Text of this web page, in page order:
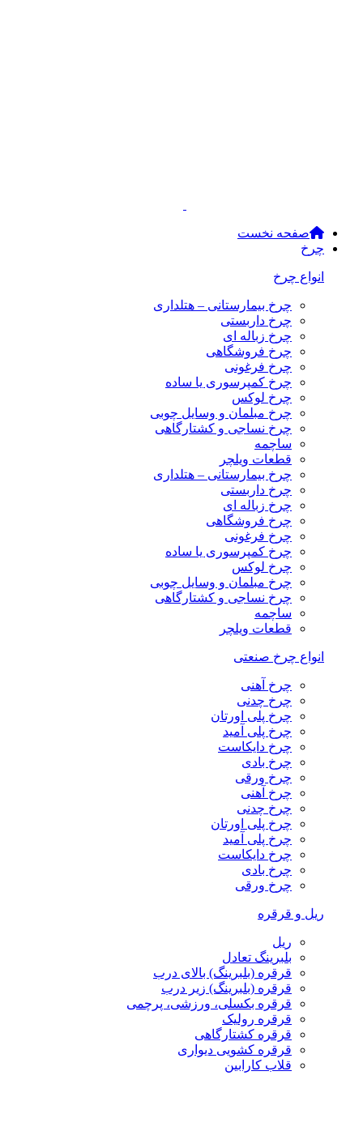
صفحه نخست
چرخ
انواع چرخ
چرخ بیمارستانی – هتلداری
چرخ داربستی
چرخ زباله ای
چرخ فروشگاهی
چرخ فرغونی
چرخ کمپرسوری یا ساده
چرخ لوکس
چرخ مبلمان و وسایل چوبی
چرخ نساجی و کشتارگاهی
ساچمه
قطعات ویلچر
چرخ بیمارستانی – هتلداری
چرخ داربستی
چرخ زباله ای
چرخ فروشگاهی
چرخ فرغونی
چرخ کمپرسوری یا ساده
چرخ لوکس
چرخ مبلمان و وسایل چوبی
چرخ نساجی و کشتارگاهی
ساچمه
قطعات ویلچر
انواع چرخ صنعتی
چرخ آهنی
چرخ چدنی
چرخ پلی اورتان
چرخ پلی آمید
چرخ دایکاست
چرخ بادی
چرخ ورقی
چرخ آهنی
چرخ چدنی
چرخ پلی اورتان
چرخ پلی آمید
چرخ دایکاست
چرخ بادی
چرخ ورقی
ریل و قرقره
ریل
بلبرینگ تعادل
قرقره (بلبرینگ) بالای درب
قرقره (بلبرینگ) زیر درب
قرقره بکسلی، ورزشی، پرچمی
قرقره رولیک
قرقره کشتارگاهی
قرقره کشویی دیواری
قلاب کارابین